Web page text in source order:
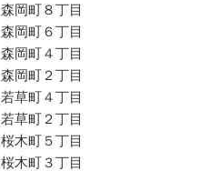
森岡町８丁目
森岡町６丁目
森岡町４丁目
森岡町２丁目
若草町４丁目
若草町２丁目
桜木町５丁目
桜木町３丁目